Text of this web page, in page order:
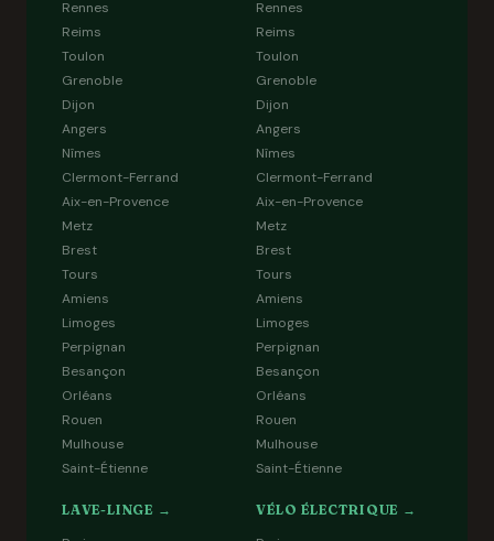
Rennes
Reims
Toulon
Grenoble
Dijon
Angers
Nîmes
Clermont-Ferrand
Aix-en-Provence
Metz
Brest
Tours
Amiens
Limoges
Perpignan
Besançon
Orléans
Rouen
Mulhouse
Saint-Étienne
Rennes
Reims
Toulon
Grenoble
Dijon
Angers
Nîmes
Clermont-Ferrand
Aix-en-Provence
Metz
Brest
Tours
Amiens
Limoges
Perpignan
Besançon
Orléans
Rouen
Mulhouse
Saint-Étienne
LAVE-LINGE → VÉLO ÉLECTRIQUE →